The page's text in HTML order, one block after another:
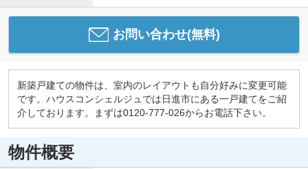
お問い合わせ(無料)
新築戸建ての物件は、室内のレイアウトも自分好みに変更可能
です。ハウスコンシェルジュでは日進市にある一戸建てをご紹
介しております。まずは0120-777-026からお電話下さい。
物件概要